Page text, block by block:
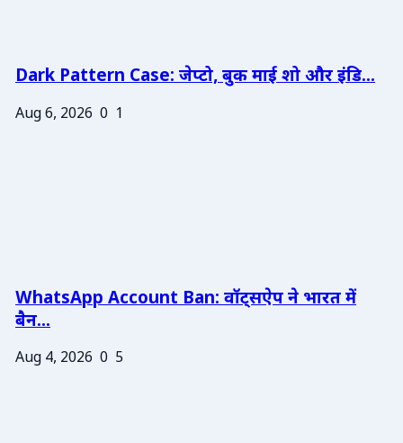
Dark Pattern Case: जेप्टो, बुक माई शो और इंडि...
Aug 6, 2026 0 1
WhatsApp Account Ban: वॉट्सऐप ने भारत में
बैन...
Aug 4, 2026 0 5